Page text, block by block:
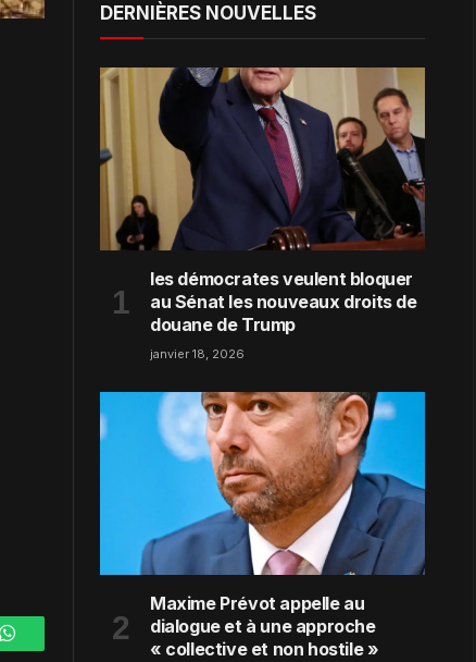
WhatsApp
DERNIÈRES NOUVELLES
les démocrates veulent bloquer
au Sénat les nouveaux droits de
douane de Trump
janvier 18, 2026
Maxime Prévot appelle au
dialogue et à une approche
« collective et non hostile »